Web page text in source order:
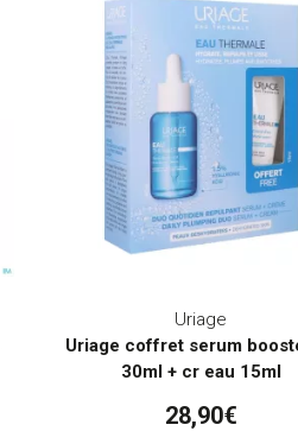
Uriage
Uriage coffret serum
30ml + cr eau 15ml
28,90€